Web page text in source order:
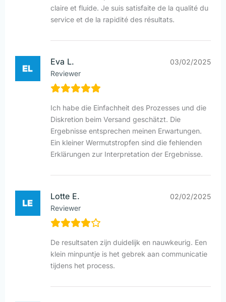
claire et fluide. Je suis satisfaite de la qualité du
service et de la rapidité des résultats.
Eva L.
Reviewer
03/02/2025
Ich habe die Einfachheit des Prozesses und die
Diskretion beim Versand geschätzt. Die
Ergebnisse entsprechen meinen Erwartungen.
Ein kleiner Wermutstropfen sind die fehlenden
Erklärungen zur Interpretation der Ergebnisse.
Lotte E.
Reviewer
02/02/2025
De resultsaten zijn duidelijk en nauwkeurig. Een
klein minpuntje is het gebrek aan communicatie
tijdens het process.